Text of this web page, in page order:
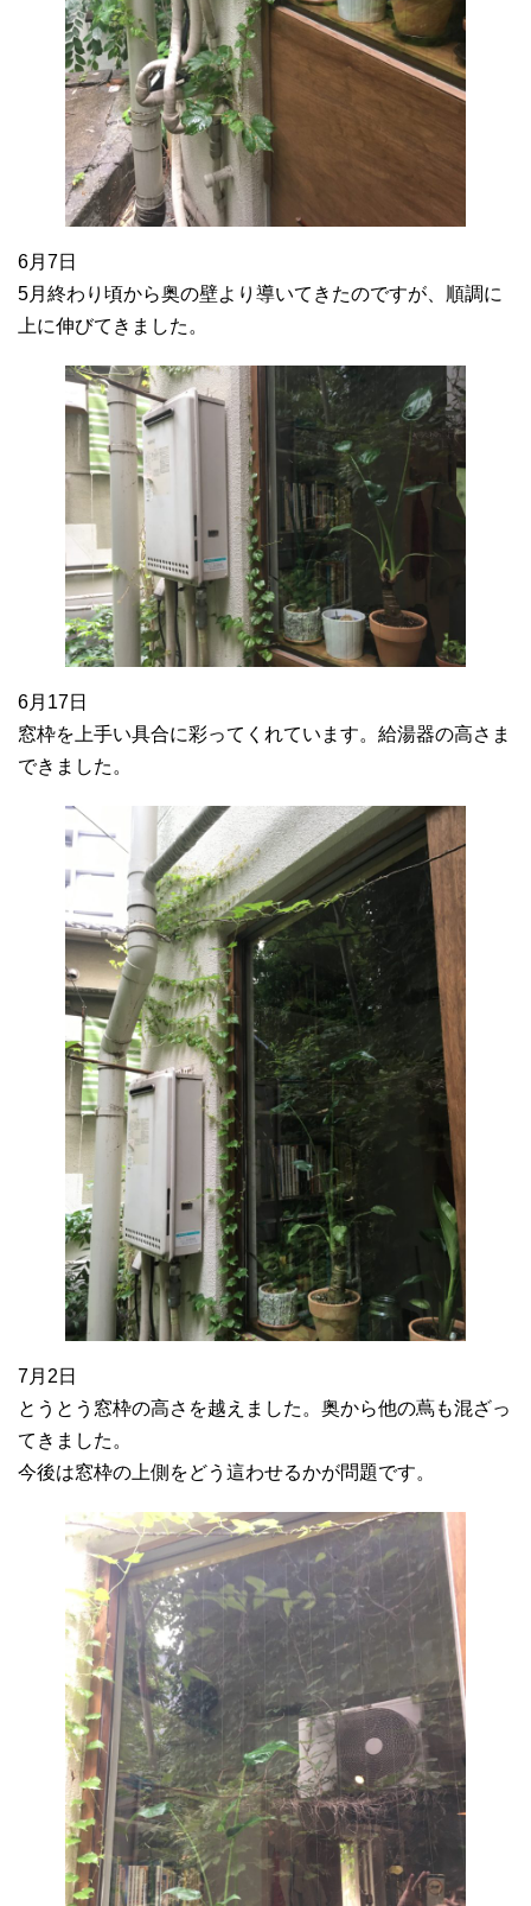
6月7日
5月終わり頃から奥の壁より導いてきたのですが、順調に
上に伸びてきました。
6月17日
窓枠を上手い具合に彩ってくれています。給湯器の高さま
できました。
7月2日
とうとう窓枠の高さを越えました。奥から他の蔦も混ざっ
てきました。
今後は窓枠の上側をどう這わせるかが問題です。